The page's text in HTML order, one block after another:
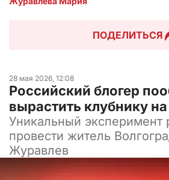
ПОДЕЛИТЬСЯ
28 мая 2026, 12:08
Российский блогер
вырастить клубнику
Уникальный эксперимент
провести житель
Журавлев